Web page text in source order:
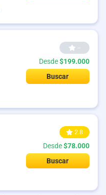
--
Desde$199.000
Buscar
2.8
Desde$78.000
Buscar